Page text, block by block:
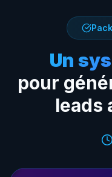
Un
pour
leads